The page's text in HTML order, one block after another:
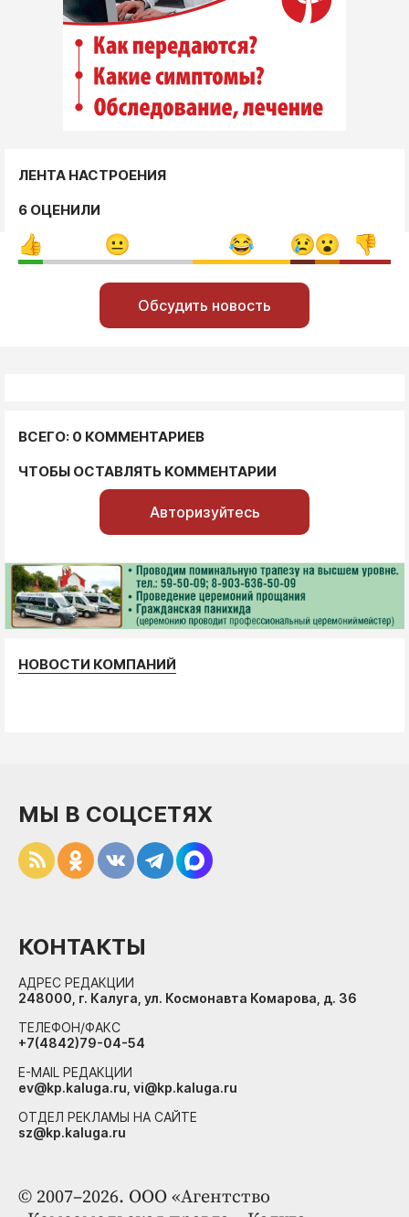
ЛЕНТА НАСТРОЕНИЯ
6 ОЦЕНИЛИ
Обсудить новость
ВСЕГО: 0 КОММЕНТАРИЕВ
ЧТОБЫ ОСТАВЛЯТЬ КОММЕНТАРИИ
Авторизуйтесь
НОВОСТИ КОМПАНИЙ
© 2007–2026. ООО «Агентство
МЫ В СОЦСЕТЯХ
КОНТАКТЫ
АДРЕС РЕДАКЦИИ
248000, г. Калуга, ул. Космонавта Комарова, д. 36
ТЕЛЕФОН/ФАКС
+7(4842)79-04-54
E-MAIL РЕДАКЦИИ
ev@kp.kaluga.ru, vi@kp.kaluga.ru
ОТДЕЛ РЕКЛАМЫ НА САЙТЕ
sz@kp.kaluga.ru